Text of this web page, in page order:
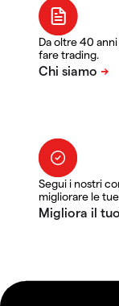
Da oltre 40
fare trading.
Segui i nostri
migliorare le